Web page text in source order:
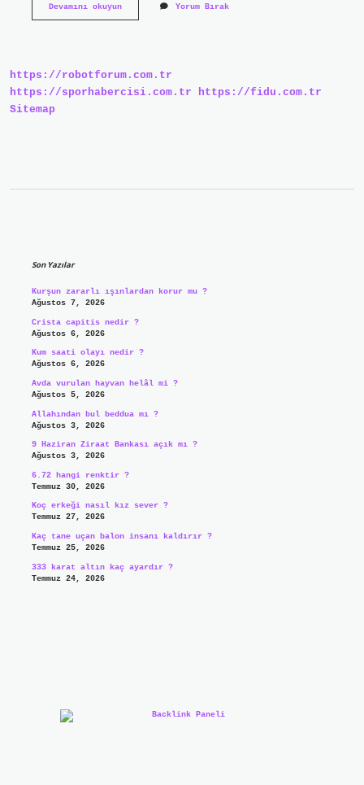
Devamını okuyunOsmanlıda
Yorum Bırak
https://robotforum.com.tr
https://sporhabercisi.com.tr
https://fidu.com.tr
Sitemap
Son Yazılar
Kurşun zararlı ışınlardan korur mu ?
Ağustos 7, 2026
Crista capitis nedir ?
Ağustos 6, 2026
Kum saati olayı nedir ?
Ağustos 6, 2026
Avda vurulan hayvan helâl mi ?
Ağustos 5, 2026
Allahından bul beddua mı ?
Ağustos 3, 2026
9 Haziran Ziraat Bankası açık mı ?
Ağustos 3, 2026
6.72 hangi renktir ?
Temmuz 30, 2026
Koç erkeği nasıl kız sever ?
Temmuz 27, 2026
Kaç tane uçan balon insanı kaldırır ?
Temmuz 25, 2026
333 karat altın kaç ayardır ?
Temmuz 24, 2026